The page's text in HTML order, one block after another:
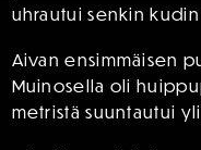
uhrautui senkin
Aivan ensimmäisen
Muinosella oli
metristä suuntautui yli